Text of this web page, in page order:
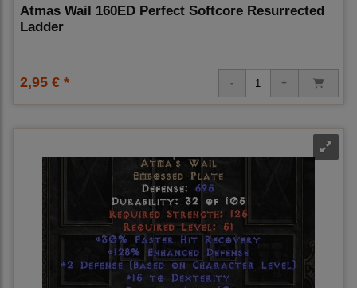
Atmas Wail 160ED Perfect Softcore Resurrected
Ladder
2,95 € *